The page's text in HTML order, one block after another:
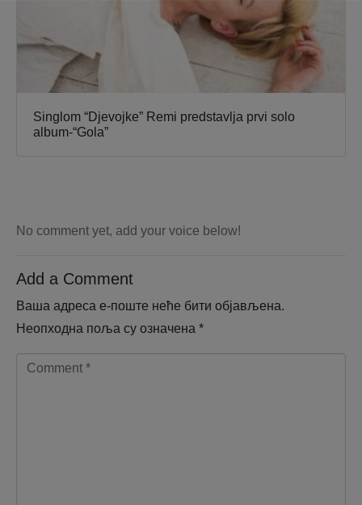
Singlom “Djevojke” Remi predstavlja prvi solo
album-“Gola”
No comment yet, add your voice below!
Add a Comment
Ваша адреса е-поште неће бити објављена.
Неопходна поља су означена *